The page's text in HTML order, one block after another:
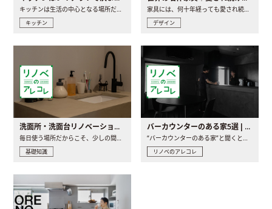
キッチン デザイン
洗面所・洗面台リノベーションの事例と間取りアイデア
毎日使う場所だからこそ、少しの間取りの工夫や素材の選び方で..
基礎知識
バーカウンターのある家5選 | 日常に馴染む“距離の近い”キッチンとは
“バーカウンターのある家”と聞くと、少し特別な、大人のための..
リノベのアレコレ